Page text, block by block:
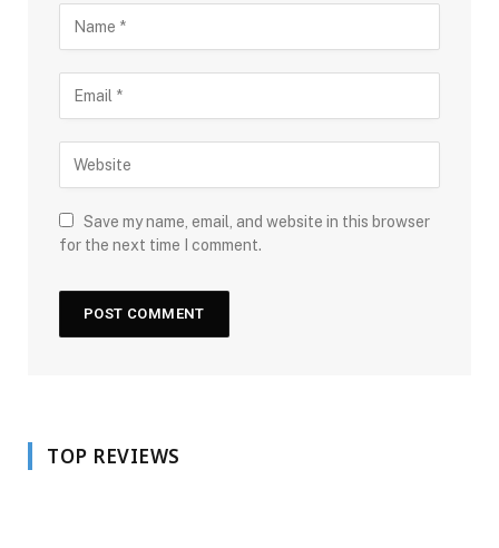
Save my name, email, and website in this browser
for the next time I comment.
TOP REVIEWS